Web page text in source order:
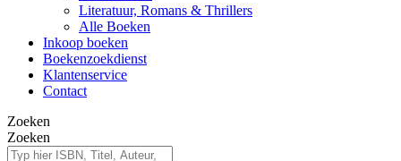
Literatuur, Romans & Thrillers
Alle Boeken
Inkoop boeken
Boekenzoekdienst
Klantenservice
Contact
Zoeken
Zoeken